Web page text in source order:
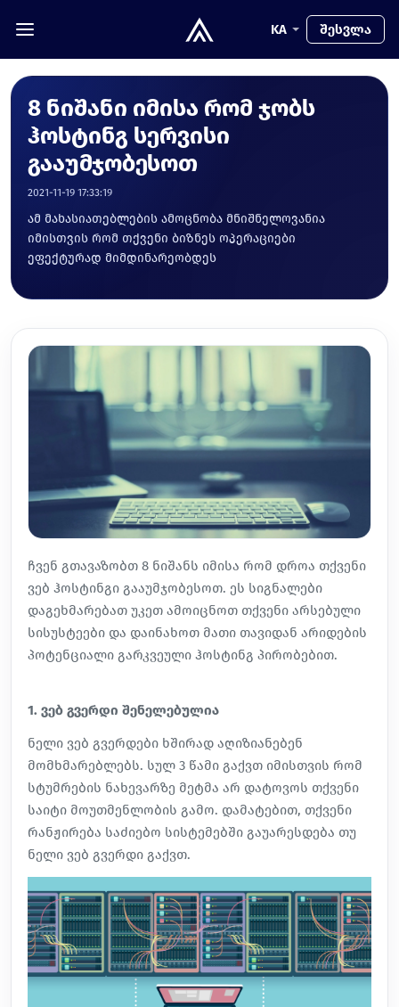
KA შესვლა
8 ნიშანი იმისა რომ ჯობს
ჰოსტინგ სერვისი
გააუმჯობესოთ
2021-11-19 17:33:19
ამ მახასიათებლების ამოცნობა მნიშნელოვანია
იმისთვის რომ თქვენი ბიზნეს ოპერაციები
ეფექტურად მიმდინარეობდეს
ჩვენ გთავაზობთ 8 ნიშანს იმისა რომ დროა თქვენი
ვებ ჰოსტინგი გააუმჯობესოთ. ეს სიგნალები
დაგეხმარებათ უკეთ ამოიცნოთ თქვენი არსებული
სისუსტეები და დაინახოთ მათი თავიდან არიდების
პოტენციალი გარკვეული ჰოსტინგ პირობებით.
1. ვებ გვერდი შენელებულია
ნელი ვებ გვერდები ხშირად აღიზიანებენ
მომხმარებლებს. სულ 3 წამი გაქვთ იმისთვის რომ
სტუმრების ნახევარზე მეტმა არ დატოვოს თქვენი
საიტი მოუთმენლობის გამო. დამატებით, თქვენი
რანჟირება საძიებო სისტემებში გაუარესდება თუ
ნელი ვებ გვერდი გაქვთ.